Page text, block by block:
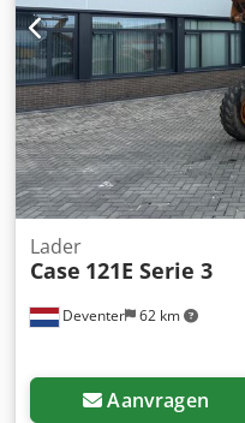
Deventer 62 km
Lader
Case 121E Serie 3
Aanvragen